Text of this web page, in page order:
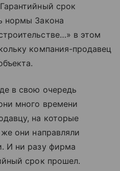
срок
нормы Закона
в этом
компания-продавец
в свою очередь
много времени
на которые
они направляли
И ни разу фирма
срок прошел.